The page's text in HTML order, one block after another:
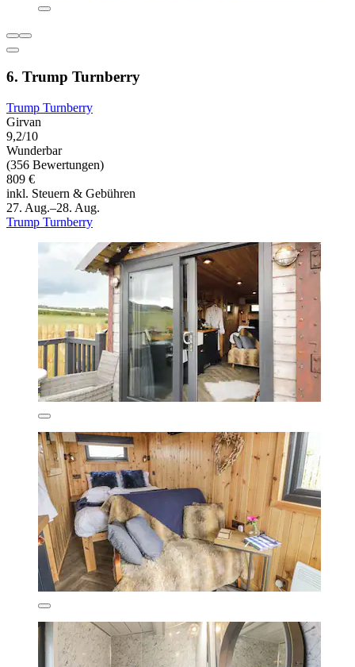
6. Trump Turnberry
Trump Turnberry
Girvan
9,2/10
Wunderbar
(356 Bewertungen)
809 €
inkl. Steuern & Gebühren
27. Aug.–28. Aug.
Trump Turnberry